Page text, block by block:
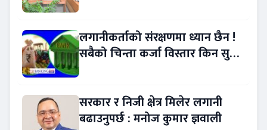
लगानीकर्ताको संरक्षणमा ध्यान छैन !
सबैको चिन्ता कर्जा विस्तार किन सुस्त
सरकार र निजी क्षेत्र मिलेर लगानी
बढाउनुपर्छ : मनोज कुमार ज्ञवाली